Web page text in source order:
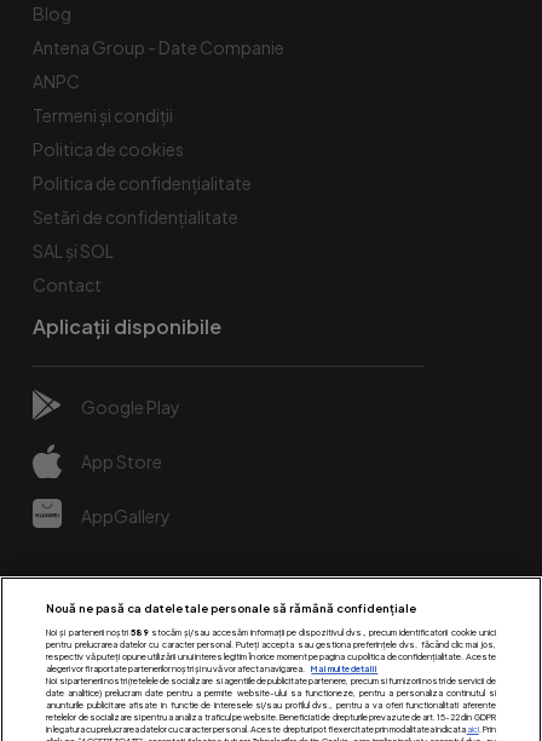
Blog
Antena Group - Date Companie
ANPC
Termeni și condiții
Politica de cookies
Politica de confidențialitate
Setări de confidențialitate
SAL și SOL
Contact
Aplicații disponibile
Google Play
App Store
AppGallery
Nouă ne pasă ca datele tale personale să rămână confidențiale
Noi și partenerii noștri 589stocăm și/sau accesăm informații pe dispozitivul dvs., precum identificatorii cookie unici
pentru prelucrarea datelor cu caracter personal. Puteți accepta sau gestiona preferințele dvs. făcând clic mai jos,
respectiv vă puteți opune utilizării unui interes legitim în orice moment pe pagina cu politica de confidențialitate. Aceste
alegeri vor fi raportate partenerilor noștri și nu vă vor afecta navigarea.
Mai multe detalii
Noi si partenerii nostri (retelele de socializare si agentiile de publicitate partenere, precum si furnizorii nostri de servicii de
date analitice) prelucram date pentru a permite website-ului sa functioneze, pentru a personaliza continutul si
anunturile publicitare afisate in functie de interesele si/sau profilul dvs., pentru a va oferi functionalitati aferente
retelelor de socializare si pentru a analiza traficul pe website. Beneficiati de drepturile prevazute de art. 15-22 din GDPR
in legatura cu prelucrarea datelor cu caracter personal. Aceste drepturi pot fi exercitate prin modalitatea indicataaici. Prin